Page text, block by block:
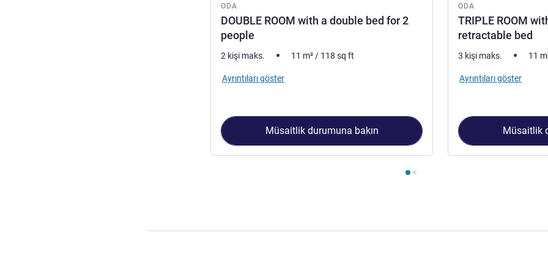
ODA
DOUBLE ROOM with a double bed for 2
people
2 kişi maks. 11 m² / 118 sq ft
Ayrıntıları göster
Müsaitlik durumuna bakın
ODA
TRIPLE ROOM
retractable bed
3 kişi maks. 11
Ayrıntıları göster
Müsaitlik